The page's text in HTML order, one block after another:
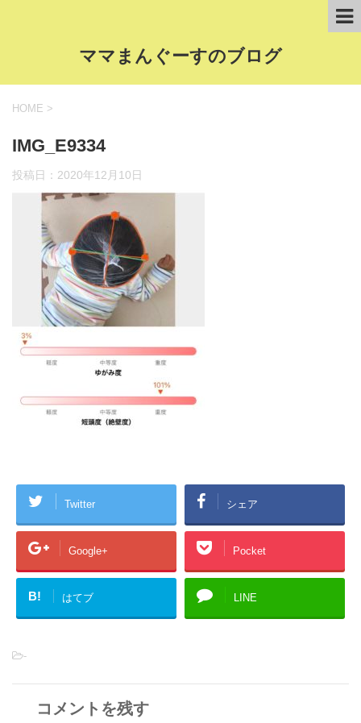
ママまんぐーすのブログ
HOME >
IMG_E9334
投稿日： 2020年12月10日
Twitter シェア
Google+ Pocket
B! はてブ LINE
-
コメントを残す